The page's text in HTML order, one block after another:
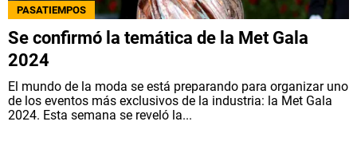
PASATIEMPOS
Se confirmó la temática de la Met Gala
2024
El mundo de la moda se está preparando para organizar uno
de los eventos más exclusivos de la industria: la Met Gala
2024. Esta semana se reveló la...